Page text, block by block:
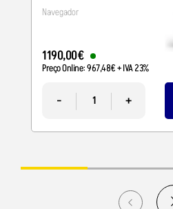
Navegador
1190,00€
Preço Online:967,48€+ IVA 23%
- +